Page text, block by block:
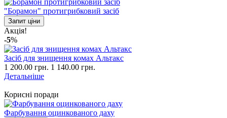
"Борамон" протигрибковий засіб
Запит ціни
Акція!
-5%
Засіб для знищення комах Альтакс
1 200.00 грн. 1 140.00 грн.
Детальніше
Корисні поради
Фарбування оцинкованого даху